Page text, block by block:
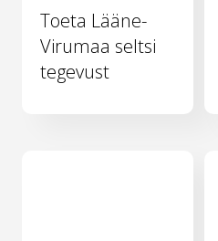
Toeta Lääne-
Virumaa seltsi
tegevust